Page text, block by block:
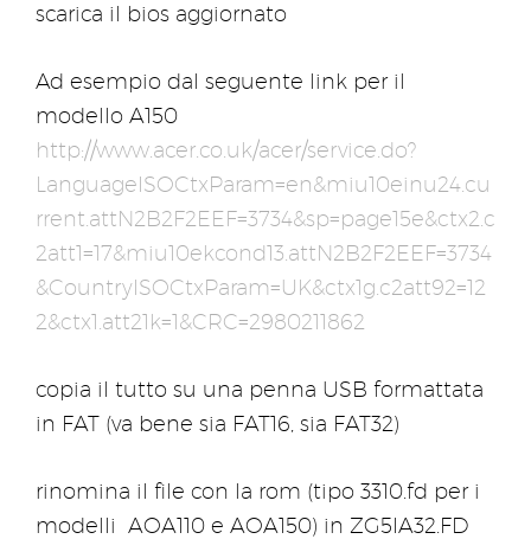
scarica il bios aggiornato
Ad esempio dal seguente link per il
modello A150
http://www.acer.co.uk/acer/service.do?
LanguageISOCtxParam=en&miu10einu24.cu
rrent.attN2B2F2EEF=3734&sp=page15e&ctx2.c
2att1=17&miu10ekcond13.attN2B2F2EEF=3734
&CountryISOCtxParam=UK&ctx1g.c2att92=12
2&ctx1.att21k=1&CRC=2980211862
copia il tutto su una penna USB formattata
in FAT (va bene sia FAT16, sia FAT32)
rinomina il file con la rom (tipo 3310.fd per i
modelli AOA110 e AOA150) in ZG5IA32.FD